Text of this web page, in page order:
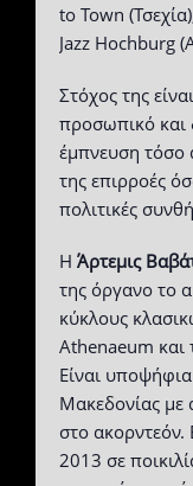
to Town
Jazz Hochburg
Στόχος της
προσωπικό και
έμπνευση τόσο
της επιρροές
πολιτικές
Η Άρτεμις
της όργανο το
κύκλους
Athenaeum και
Είναι
Μακεδονίας με
στο ακορντεόν.
2013 σε